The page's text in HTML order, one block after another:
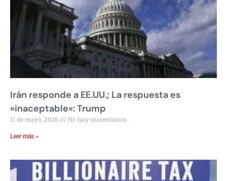
Irán responde a EE.UU.; La respuesta es
«inaceptable»: Trump
11 de mayo, 2026 No hay comentarios
Leer más »